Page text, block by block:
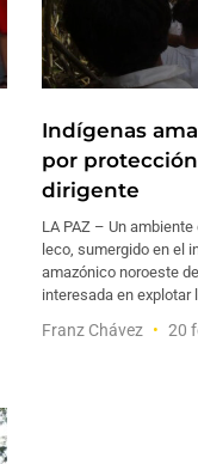
Indígenas
por
dirigente
LA PAZ – Un
leco, sumergido en el
amazónico noroeste
interesada en explotar
Franz Chávez 20